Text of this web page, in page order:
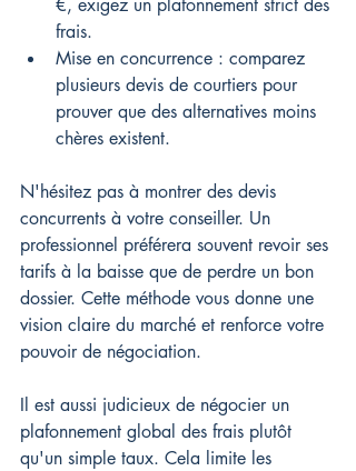
€, exigez un plafonnement strict des
frais.
Mise en concurrence : comparez
plusieurs devis de courtiers pour
prouver que des alternatives moins
chères existent.
N'hésitez pas à montrer des devis
concurrents à votre conseiller. Un
professionnel préférera souvent revoir ses
tarifs à la baisse que de perdre un bon
dossier. Cette méthode vous donne une
vision claire du marché et renforce votre
pouvoir de négociation.
Il est aussi judicieux de négocier un
plafonnement global des frais plutôt
qu'un simple taux. Cela limite les